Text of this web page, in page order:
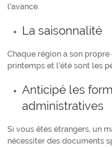
l'avance.
La saisonnalité
Chaque région a son
printemps et l'été sont les
Anticipé les
administratives
Si vous êtes étrangers, un
nécessiter des documents